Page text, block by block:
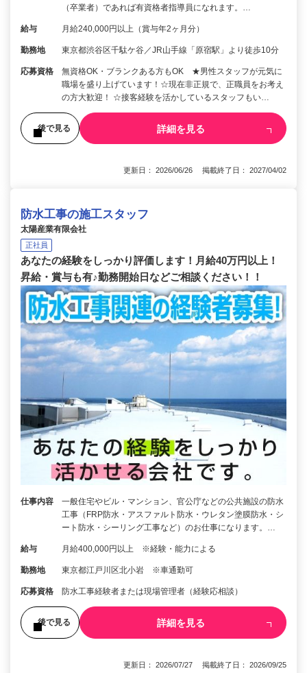
（卒業者）であれば有資格者指導員になれます。…
給与 月給240,000円以上（賞与年2ヶ月分）
勤務地 東京都渋谷区千駄ケ谷／JR山手線「原宿駅」より徒歩10分
応募資格
無資格OK・ブランクある方もOK ★男性スタッフが元気に
職場を盛り上げています！☆現在非正規で、正職員をお考え
の方大歓迎！ ☆接客経験を活かしているスタッフもい…
後で見る 詳細を見る
更新日： 2026/06/26 掲載終了日： 2027/04/02
防水工事の施工スタッフ
太陽産業有限会社
正社員
あなたの経験をしっかり評価します！月給40万円以上！
昇給・賞与も有♪勤務開始日などご相談ください！！
仕事内容
一般住宅やビル・マンション、官公庁などの公共施設の防水
工事（FRP防水・アスファルト防水・ウレタン塗膜防水・シ
ート防水・シーリング工事など）のお仕事になります。…
給与 月給400,000円以上 ※経験・能力による
勤務地 東京都江戸川区北小岩 ※車通勤可
応募資格 防水工事経験者または現場管理者（経験応相談）
後で見る 詳細を見る
更新日： 2026/07/27 掲載終了日： 2026/09/25